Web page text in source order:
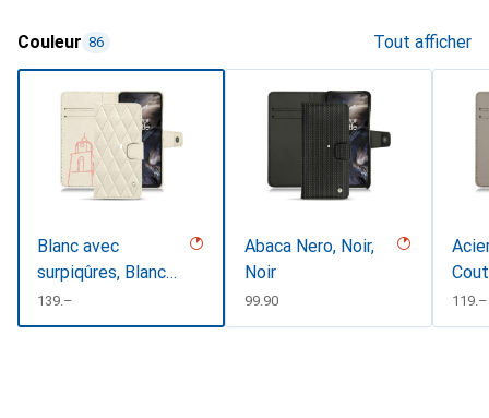
Couleur 86 Tout afficher
Blanc avec
surpiqûres, Blanc
escumo
CHF
139.–
Abaca Nero, Noir,
Noir
CHF
99.90 CHF
119.–